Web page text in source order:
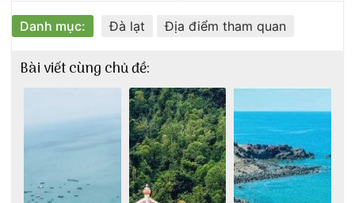
Danh mục: Đà lạt Địa điểm tham quan
Bài viết cùng chủ đề: